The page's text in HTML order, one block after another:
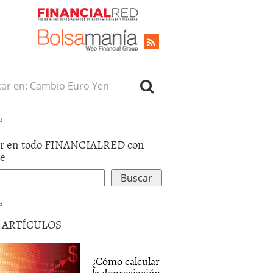
en:
en todo FINANCIALRED con
ARTÍCULOS
¿Cómo calcular